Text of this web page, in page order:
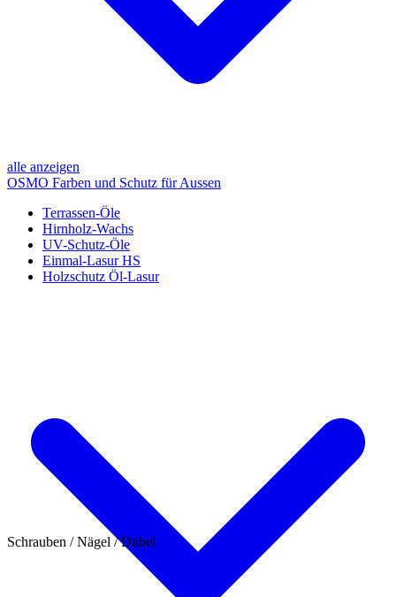
alle anzeigen
OSMO Farben und Schutz für Aussen
Terrassen-Öle
Hirnholz-Wachs
UV-Schutz-Öle
Einmal-Lasur HS
Holzschutz Öl-Lasur
Schrauben / Nägel / Dübel